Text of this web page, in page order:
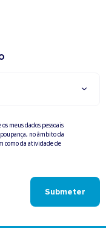
os meus dados pessoais
no âmbito da
como da atividade de
Submeter